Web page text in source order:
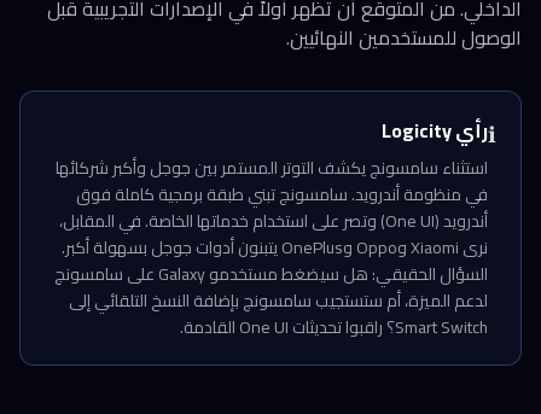
الداخلي. من المتوقع أن تظهر أولاً في الإصدارات التجريبية قبل
الوصول للمستخدمين النهائيين.
ℹ️رأي Logicity
استثناء سامسونج يكشف التوتر المستمر بين جوجل وأكبر شركائها
في منظومة أندرويد. سامسونج تبني طبقة برمجية كاملة فوق
أندرويد (One UI) وتصر على استخدام خدماتها الخاصة. في المقابل،
نرى Xiaomi وOppo وOnePlus يتبنون أدوات جوجل بسهولة أكبر.
السؤال الحقيقي: هل سيضغط مستخدمو Galaxy على سامسونج
لدعم الميزة، أم ستستجيب سامسونج بإضافة النسخ التلقائي إلى
Smart Switch؟ راقبوا تحديثات One UI القادمة.